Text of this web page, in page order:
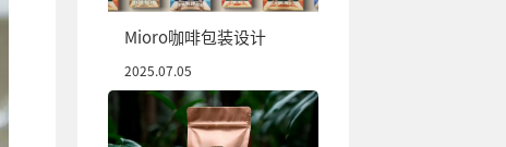
Mioro咖啡包装设计
2025.07.05